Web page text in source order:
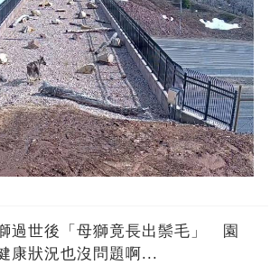
過世後「母獅竟長出鬃毛」 園
康狀況也沒問題啊...